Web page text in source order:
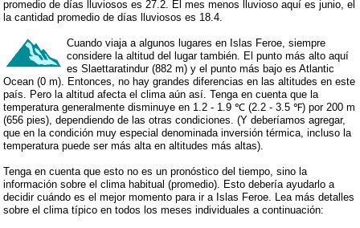
promedio de días lluviosos es 27.2. El mes menos lluvioso aquí es junio, el
la cantidad promedio de días lluviosos es 18.4.
Cuando viaja a algunos lugares en Islas Feroe, siempre
considere la altitud del lugar también. El punto más alto aquí
es Slaettaratindur (882 m) y el punto más bajo es Atlantic
Ocean (0 m). Entonces, no hay grandes diferencias en las altitudes en este
país. Pero la altitud afecta el clima aún así. Tenga en cuenta que la
temperatura generalmente disminuye en 1.2 - 1.9 ℃ (2.2 - 3.5 ℉) por 200 m
(656 pies), dependiendo de las otras condiciones. (Y deberíamos agregar,
que en la condición muy especial denominada inversión térmica, incluso la
temperatura puede ser más alta en altitudes más altas).
Tenga en cuenta que esto no es un pronóstico del tiempo, sino la
información sobre el clima habitual (promedio). Esto debería ayudarlo a
decidir cuándo es el mejor momento para ir a Islas Feroe. Lea más detalles
sobre el clima típico en todos los meses individuales a continuación: